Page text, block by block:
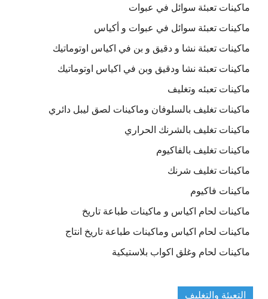
ماكينات تعبئة سوائل في عبوات
ماكينات تعبئة سوائل في عبوات و أكياس
ماكينات تعبئة نشا و دقيق و بن في اكياس اوتوماتيك
ماكينات تعبئة نشا ودقيق وبن في اكياس اوتوماتيك
ماكينات تعبئه وتغليف
ماكينات تغليف بالسلوفان وماكينات لصق ليبل دائري
ماكينات تغليف بالشرنك الحراري
ماكينات تغليف بالفاكيوم
ماكينات تغليف شرنك
ماكينات فاكيوم
ماكينات لحام اكياس و ماكينات طباعة تاريخ
ماكينات لحام اكياس وماكينات طباعة تاريخ انتاج
ماكينات لحام وغلق اكواب بلاستيكية
التعبئة والتغليف